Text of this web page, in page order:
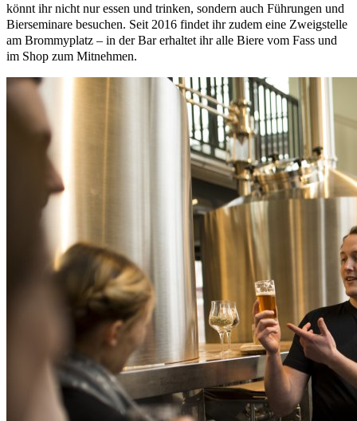
könnt ihr nicht nur essen und trinken, sondern auch Führungen und
Bierseminare besuchen. Seit 2016 findet ihr zudem eine Zweigstelle
am Brommyplatz – in der Bar erhaltet ihr alle Biere vom Fass und
im Shop zum Mitnehmen.